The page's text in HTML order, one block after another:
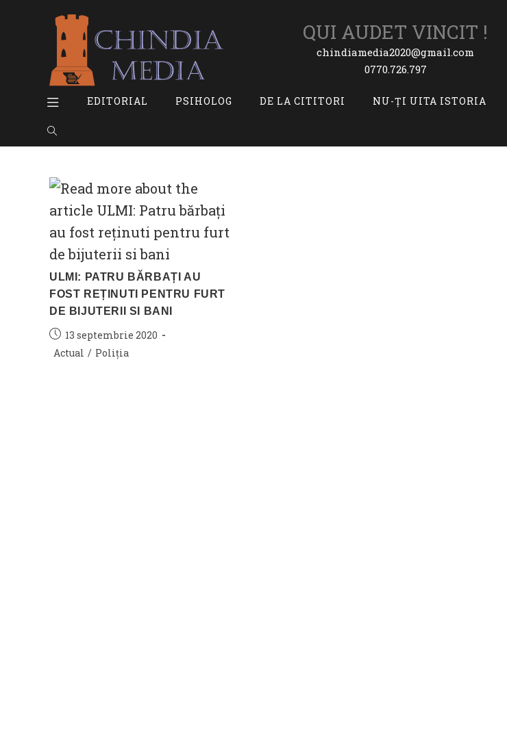
QUI AUDET VINCIT !
chindiamedia2020@gmail.com
0770.726.797
EDITORIAL PSIHOLOG DE LA CITITORI NU-ȚI UITA ISTORIA
TOGGLE
SEARCH
ULMI: PATRU BĂRBAȚI AU
FOST REȚINUTI PENTRU FURT
DE BIJUTERII SI BANI
Post
published:
13 septembrie 2020
Post
Actual / Poliția